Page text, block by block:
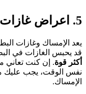
5. اعراض غازات البطن والإمساك:
يعد الإمساك وغازات
قد يحبس الغازات في
أكثر قوة. إن كنت تعاني
نفس الوقت، يجب عليك
الإمساك.